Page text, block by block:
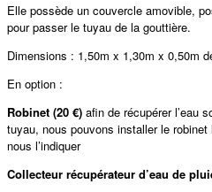
Elle possède un couvercle amovible,
pour passer le tuyau de la gouttière.
Dimensions : 1,50m x 1,30m x 0,50m
En option :
Robinet (20 €) afin de récupérer l’eau
tuyau, nous pouvons installer le
nous l’indiquer
Collecteur récupérateur d’eau de